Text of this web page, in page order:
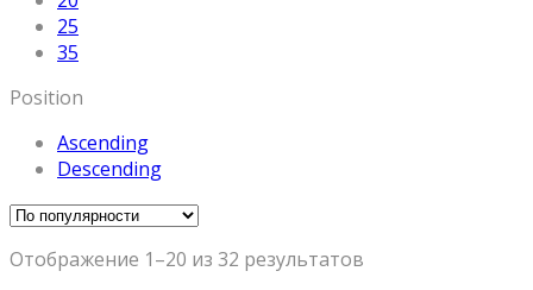
25
35
Position
Ascending
Descending
Отображение 1–20 из 32 результатов